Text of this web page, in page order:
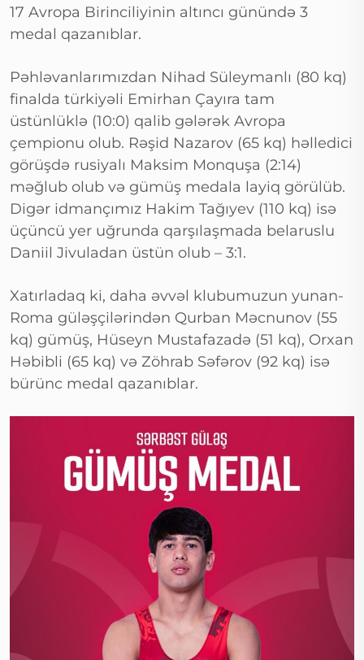
17 Avropa Birinciliyinin altıncı günündə 3
medal qazanıblar.
Pəhləvanlarımızdan Nihad Süleymanlı (80 kq)
finalda türkiyəli Emirhan Çayıra tam
üstünlüklə (10:0) qalib gələrək Avropa
çempionu olub. Rəşid Nazarov (65 kq) həlledici
görüşdə rusiyalı Maksim Monquşa (2:14)
məğlub olub və gümüş medala layiq görülüb.
Digər idmançımız Hakim Tağıyev (110 kq) isə
üçüncü yer uğrunda qarşılaşmada belaruslu
Daniil Jivuladan üstün olub – 3:1.
Xatırladaq ki, daha əvvəl klubumuzun yunan-
Roma güləşçilərindən Qurban Məcnunov (55
kq) gümüş, Hüseyn Mustafazadə (51 kq), Orxan
Həbibli (65 kq) və Zöhrab Səfərov (92 kq) isə
bürünc medal qazanıblar.